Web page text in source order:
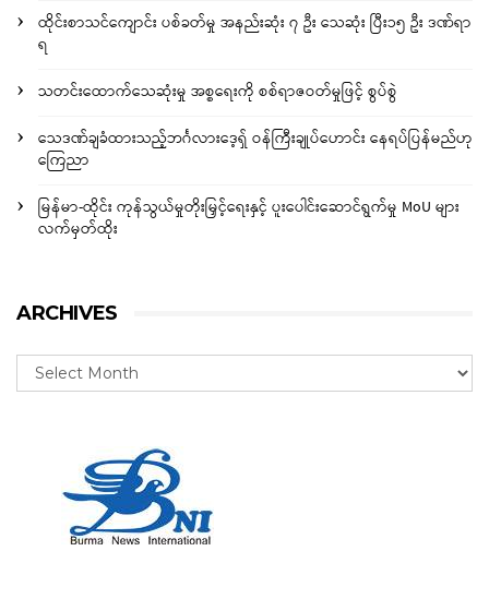
ထိုင်းစာသင်ကျောင်း ပစ်ခတ်မှု အနည်းဆုံး ၇ ဦး သေဆုံး ပြီး၁၅ ဦး ဒဏ်ရာ
ရ
သတင်းထောက်သေဆုံးမှု အစ္စရေးကို စစ်ရာဇဝတ်မှုဖြင့် စွပ်စွဲ
သေဒဏ်ချခံထားသည့်ဘင်္ဂလားဒေ့ရှ် ဝန်ကြီးချုပ်ဟောင်း နေရပ်ပြန်မည်ဟု
ကြေညာ
မြန်မာ-ထိုင်း ကုန်သွယ်မှုတိုးမြှင့်ရေးနှင့် ပူးပေါင်းဆောင်ရွက်မှု MoU များ
လက်မှတ်ထိုး
ARCHIVES